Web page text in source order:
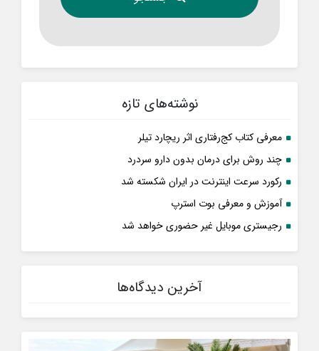
نوشته‌های تازه
معرفی کتاب کج‌رفتاری اثر ریچارد تیلر
چند روش برای درمان بدون دارو سردرد
رکورد سرعت اینترنت در ایران شکسته شد
آموزش و معرفی بوت استرپ
رجیستری موبایل غیر حضوری خواهد شد
آخرین دیدگاه‌ها